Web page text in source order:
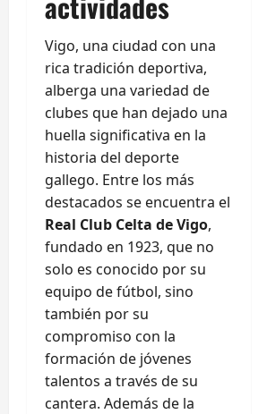
Vigo, una ciudad con una
rica tradición deportiva,
alberga una variedad de
clubes que han dejado una
huella significativa en la
historia del deporte
gallego. Entre los más
destacados se encuentra el
Real Club Celta de Vigo,
fundado en 1923, que no
solo es conocido por su
equipo de fútbol, sino
también por su
compromiso con la
formación de jóvenes
talentos a través de su
cantera. Además de la